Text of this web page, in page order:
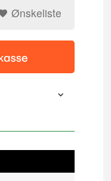
Ønskeliste